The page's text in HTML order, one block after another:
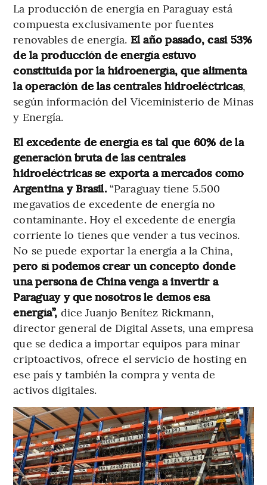
La producción de energía en Paraguay está
compuesta exclusivamente por fuentes
renovables de energía. El año pasado, casi 53%
de la producción de energía estuvo
constituida por la hidroenergía, que alimenta
la operación de las centrales hidroeléctricas,
según información del Viceministerio de Minas
y Energía.
El excedente de energía es tal que 60% de la
generación bruta de las centrales
hidroeléctricas se exporta a mercados como
Argentina y Brasil.“Paraguay tiene 5.500
megavatios de excedente de energía no
contaminante. Hoy el excedente de energía
corriente lo tienes que vender a tus vecinos.
No se puede exportar la energía a la China,
pero sí podemos crear un concepto donde
una persona de China venga a invertir a
Paraguay y que nosotros le demos esa
energía”, dice Juanjo Benítez Rickmann,
director general de Digital Assets, una empresa
que se dedica a importar equipos para minar
criptoactivos, ofrece el servicio de hosting en
ese país y también la compra y venta de
activos digitales.